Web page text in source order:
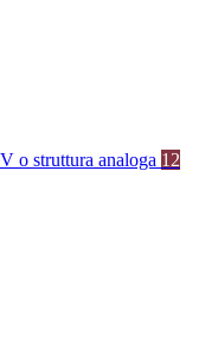
o struttura analoga 12